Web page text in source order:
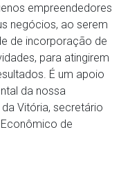
empreendedores
negócios, ao serem
de incorporação de
para atingirem
É um apoio
da nossa
Vitória, secretário
de